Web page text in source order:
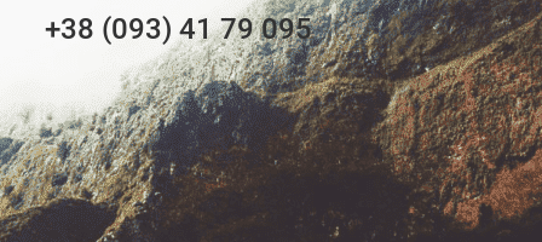
+38 (093) 41 79 095